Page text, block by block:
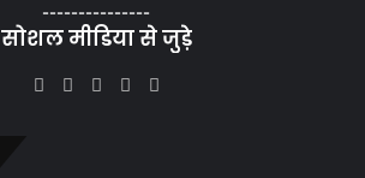
---------------
सोशल मीडिया से जुड़े
Facebook
X YouTubeInstagram